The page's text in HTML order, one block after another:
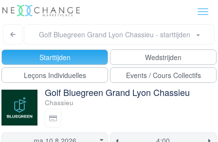
Golf Bluegreen Grand Lyon Chassieu - starttijden
Starttijden
Wedstrijden
Leçons Individuelles
Events / Cours Collectifs
Golf Bluegreen Grand Lyon Chassieu
Chassieu